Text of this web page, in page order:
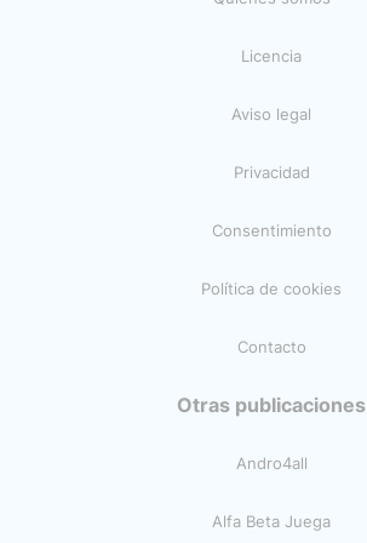
Licencia
Aviso legal
Privacidad
Consentimiento
Política de cookies
Contacto
Otras publicaciones
Andro4all
Alfa Beta Juega